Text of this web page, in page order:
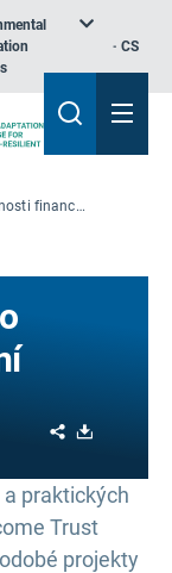
CS
Informační webinář o možnosti financování Wellcome Trust
Share
praktických
Trust
projekty